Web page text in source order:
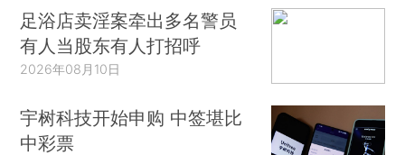
足浴店卖淫案牵出多名警员
有人当股东有人打招呼
2026年08月10日
宇树科技开始申购 中签堪比
中彩票